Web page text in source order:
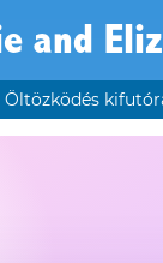
and
Öltözködés